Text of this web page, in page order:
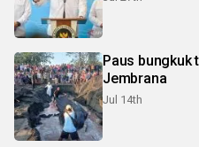
Paus bungkuk
Jembrana
Jul 14th